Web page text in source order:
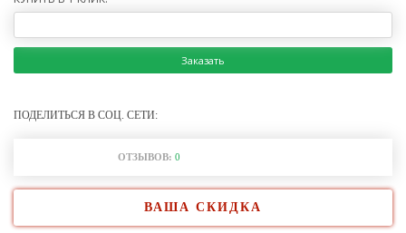
Заказать
ПОДЕЛИТЬСЯ В СОЦ. СЕТИ:
ОТЗЫВОВ: 0
ВАША СКИДКА